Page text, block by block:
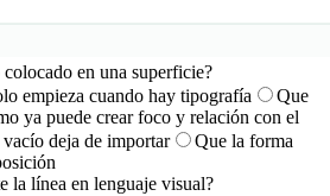
en una superficie?
empieza cuando hay tipografía
Que
ya puede crear foco y relación con el
deja de importar
Que la forma
la línea en lenguaje visual?